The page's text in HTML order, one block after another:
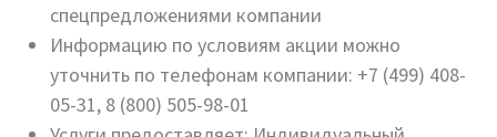
спецпредложениями компании
Информацию по условиям акции можно
уточнить по телефонам компании: +7 (499) 408-
05-31, 8 (800) 505-98-01